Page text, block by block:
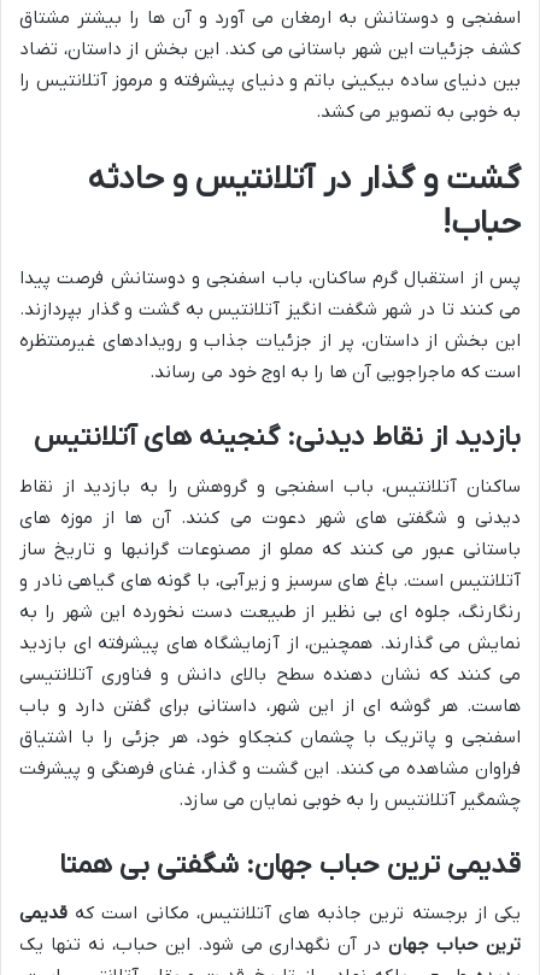
اسفنجی و دوستانش به ارمغان می آورد و آن ها را بیشتر مشتاق
کشف جزئیات این شهر باستانی می کند. این بخش از داستان، تضاد
بین دنیای ساده بیکینی باتم و دنیای پیشرفته و مرموز آتلانتیس را
به خوبی به تصویر می کشد.
گشت و گذار در آتلانتیس و حادثه
حباب!
پس از استقبال گرم ساکنان، باب اسفنجی و دوستانش فرصت پیدا
می کنند تا در شهر شگفت انگیز آتلانتیس به گشت و گذار بپردازند.
این بخش از داستان، پر از جزئیات جذاب و رویدادهای غیرمنتظره
است که ماجراجویی آن ها را به اوج خود می رساند.
بازدید از نقاط دیدنی: گنجینه های آتلانتیس
ساکنان آتلانتیس، باب اسفنجی و گروهش را به بازدید از نقاط
دیدنی و شگفتی های شهر دعوت می کنند. آن ها از موزه های
باستانی عبور می کنند که مملو از مصنوعات گرانبها و تاریخ ساز
آتلانتیس است. باغ های سرسبز و زیرآبی، با گونه های گیاهی نادر و
رنگارنگ، جلوه ای بی نظیر از طبیعت دست نخورده این شهر را به
نمایش می گذارند. همچنین، از آزمایشگاه های پیشرفته ای بازدید
می کنند که نشان دهنده سطح بالای دانش و فناوری آتلانتیسی
هاست. هر گوشه ای از این شهر، داستانی برای گفتن دارد و باب
اسفنجی و پاتریک با چشمان کنجکاو خود، هر جزئی را با اشتیاق
فراوان مشاهده می کنند. این گشت و گذار، غنای فرهنگی و پیشرفت
چشمگیر آتلانتیس را به خوبی نمایان می سازد.
قدیمی ترین حباب جهان: شگفتی بی همتا
یکی از برجسته ترین جاذبه های آتلانتیس، مکانی است که قدیمی
ترین حباب جهاندر آن نگهداری می شود. این حباب، نه تنها یک